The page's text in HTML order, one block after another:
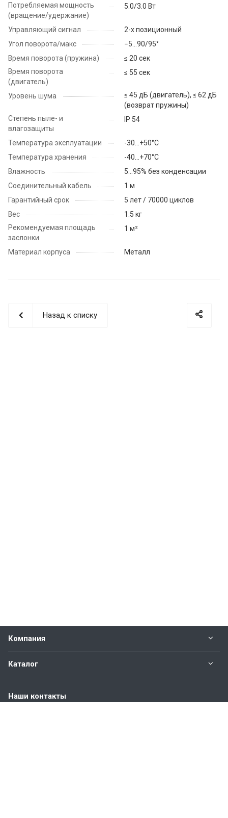
Потребляемая мощность
(вращение/удержание)
5.0/3.0 Вт
Управляющий сигнал
2-х позиционный
Угол поворота/макс
−5...90/95°
Время поворота (пружина)
≤ 20 сек
Время поворота
(двигатель)
≤ 55 сек
Уровень шума
≤ 45 дБ (двигатель), ≤ 62 дБ
(возврат пружины)
Степень пыле- и
влагозащиты
IP 54
Температура эксплуатации
-30...+50°С
Температура хранения
-40...+70°С
Влажность
5...95% без конденсации
Соединительный кабель
1 м
Гарантийный срок
5 лет / 70000 циклов
Вес
1.5 кг
Рекомендуемая площадь
заслонки
1 м²
Материал корпуса Металл
Назад к списку
Компания
Каталог
Наши контакты